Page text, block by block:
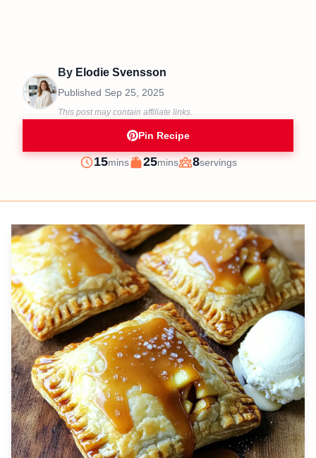
By Elodie Svensson
Published Sep 25, 2025
This post may contain affiliate links.
Pin Recipe
Prep
15minutes
mins
Cook
25minutes
mins
Servings
8servings